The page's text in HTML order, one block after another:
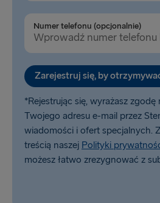
Numer telefonu (opcjonalnie)
Zarejestruj się, by
*Rejestrując się, wyrażasz
Twojego adresu e-mail przez
wiadomości i ofert specjalnych.
treścią naszej Polityki
możesz łatwo zrezygnować z